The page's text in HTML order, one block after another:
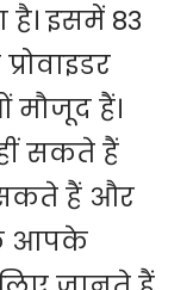
इसमें 83
मौजूद हैं।
सकते हैं
हैं और
आपके